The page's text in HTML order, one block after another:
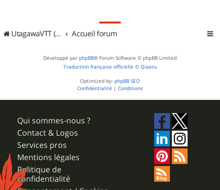
UtagawaVTT (Randos VTT et VTTAE avec traces GPS) Accueil forum
Développé par phpBB® Forum Software © phpBB Limited
Traduction française officielle © Qiaeru
Optimized by: phpBB SEO
Confidentialité | Conditions
Qui sommes-nous ?
Contact & Logos
Services pros
Mentions légales
Politique de
confidentialité